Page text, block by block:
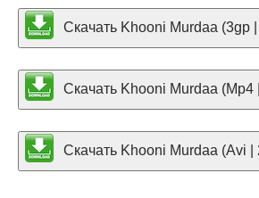
Скачать Khooni Murdaa (3gp
Скачать Khooni Murdaa (Mp4
Скачать Khooni Murdaa (Avi |